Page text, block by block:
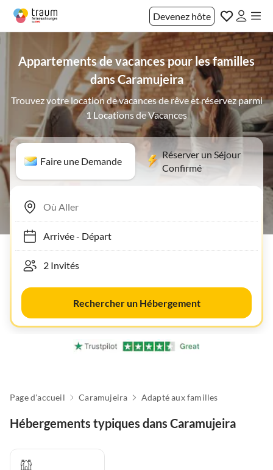
Devenez hôte
Appartements de vacances pour les familles
dans Caramujeira
Trouvez votre location de vacances de rêve et réservez parmi
1 Locations de Vacances
Faire une Demande
Réserver un Séjour
Confirmé
Arrivée- Départ
Rechercher un Hébergement
Page d'accueil Caramujeira Adapté aux familles
Hébergements typiques dans Caramujeira